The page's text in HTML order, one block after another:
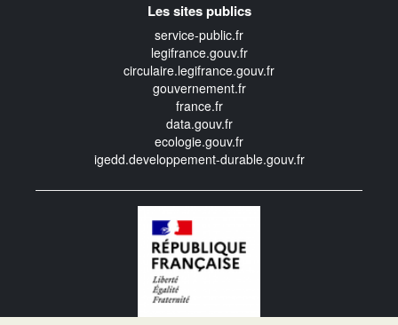
Les sites publics
service-public.fr
legifrance.gouv.fr
circulaire.legifrance.gouv.fr
gouvernement.fr
france.fr
data.gouv.fr
ecologie.gouv.fr
igedd.developpement-durable.gouv.fr